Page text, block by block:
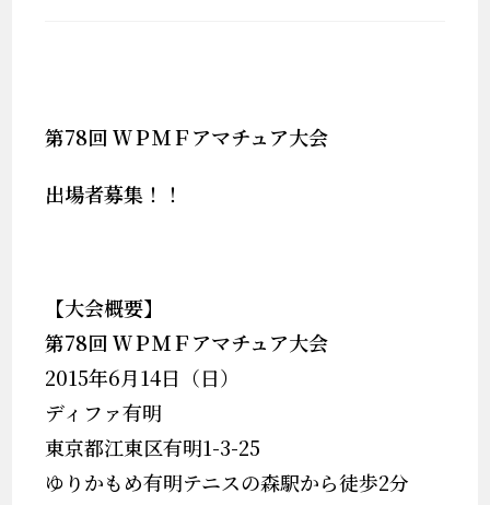
第78回 ＷＰＭＦアマチュア大会
出場者募集！！
【大会概要】
第78回 ＷＰＭＦアマチュア大会
2015年6月14日（日）
ディファ有明
東京都江東区有明1-3-25
ゆりかもめ有明テニスの森駅から徒歩2分